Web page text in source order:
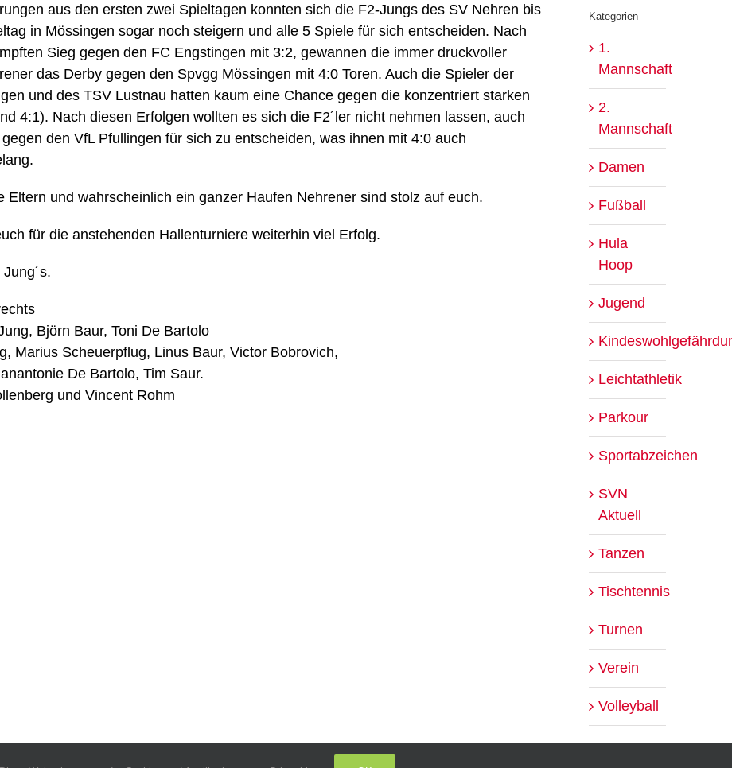
aus den ersten zwei Spieltagen konnten sich die F2-Jungs des SV Nehren bis
in Mössingen sogar noch steigern und alle 5 Spiele für sich entscheiden. Nach
Sieg gegen den FC Engstingen mit 3:2, gewannen die immer druckvoller
das Derby gegen den Spvgg Mössingen mit 4:0 Toren. Auch die Spieler der
und des TSV Lustnau hatten kaum eine Chance gegen die konzentriert starken
4:1). Nach diesen Erfolgen wollten es sich die F2´ler nicht nehmen lassen, auch
den VfL Pfullingen für sich zu entscheiden, was ihnen mit 4:0 auch
Eltern und wahrscheinlich ein ganzer Haufen Nehrener sind stolz auf euch.
für die anstehenden Hallenturniere weiterhin viel Erfolg.
Björn Baur, Toni De Bartolo
Marius Scheuerpflug, Linus Baur, Victor Bobrovich,
De Bartolo, Tim Saur.
und Vincent Rohm
Kategorien
1.
Mannschaft
2.
Mannschaft
Damen
Fußball
Hula
Hoop
Jugend
Leichtathletik
Parkour
Sportabzeichen
SVN
Aktuell
Tanzen
Tischtennis
Turnen
Verein
Volleyball